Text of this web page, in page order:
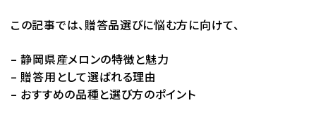
この記事では、贈答品選びに悩む方に向けて、
– 静岡県産メロンの特徴と魅力
– 贈答用として選ばれる理由
– おすすめの品種と選び方のポイント